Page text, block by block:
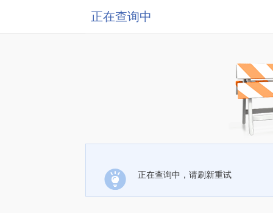
正在查询中
正在查询中，请刷新重试